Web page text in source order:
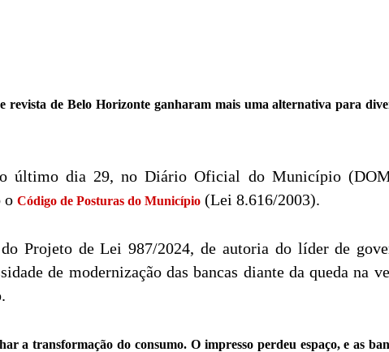
revista de Belo Horizonte ganharam mais uma alternativa para
último dia 29, no Diário Oficial do Município
o Código de Posturas do Município (Lei 8.616/2003).
Projeto de Lei 987/2024, de autoria do líder de
de modernização das bancas diante da queda na
a transformação do consumo. O impresso perdeu espaço, e as